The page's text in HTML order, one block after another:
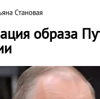
Становая
образа